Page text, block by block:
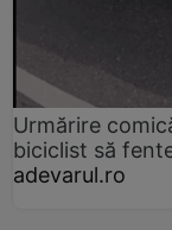
Urmărire
biciclist să
adevarul.ro